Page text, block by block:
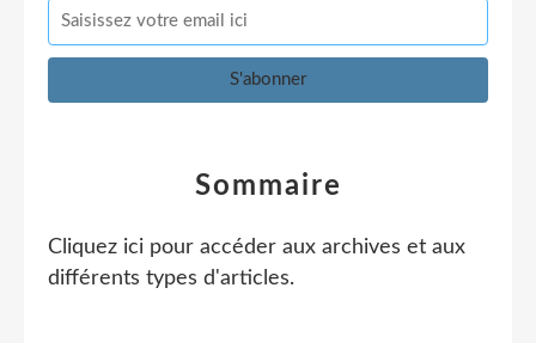
Sommaire
Cliquez ici pour accéder aux archives et aux
différents types d'articles.